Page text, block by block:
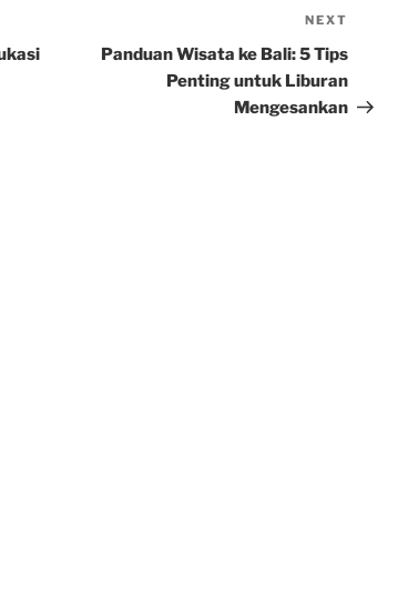
Post
NEXT
Panduan Wisata ke Bali: 5 Tips
Penting untuk Liburan
Mengesankan